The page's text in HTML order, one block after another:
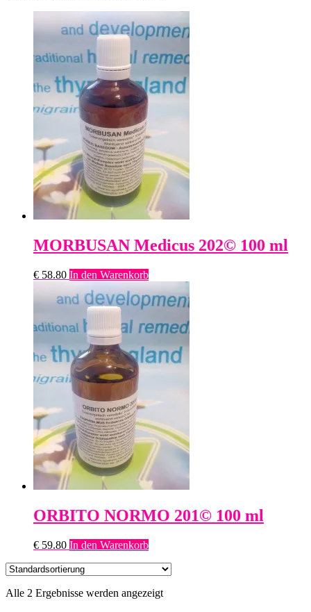
MORBUSAN Medicus 202© 100 ml
€ 58.80 In den Warenkorb
ORBITO NORMO 201© 100 ml
€ 59.80 In den Warenkorb
Alle 2 Ergebnisse werden angezeigt